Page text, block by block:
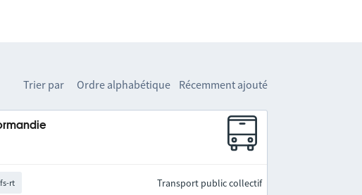
Trier par Ordre alphabétique Récemment ajouté
rt Transport public collectif